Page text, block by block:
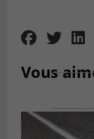
Vous